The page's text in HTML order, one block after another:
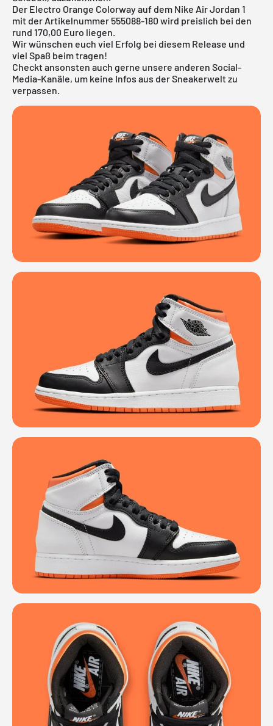
Der Electro Orange Colorway auf dem Nike Air Jordan 1
mit der Artikelnummer 555088-180 wird preislich bei den
rund 170,00 Euro liegen.
Wir wünschen euch viel Erfolg bei diesem Release und
viel Spaß beim tragen!
Checkt ansonsten auch gerne unsere anderen Social-
Media-Kanäle, um keine Infos aus der Sneakerwelt zu
verpassen.